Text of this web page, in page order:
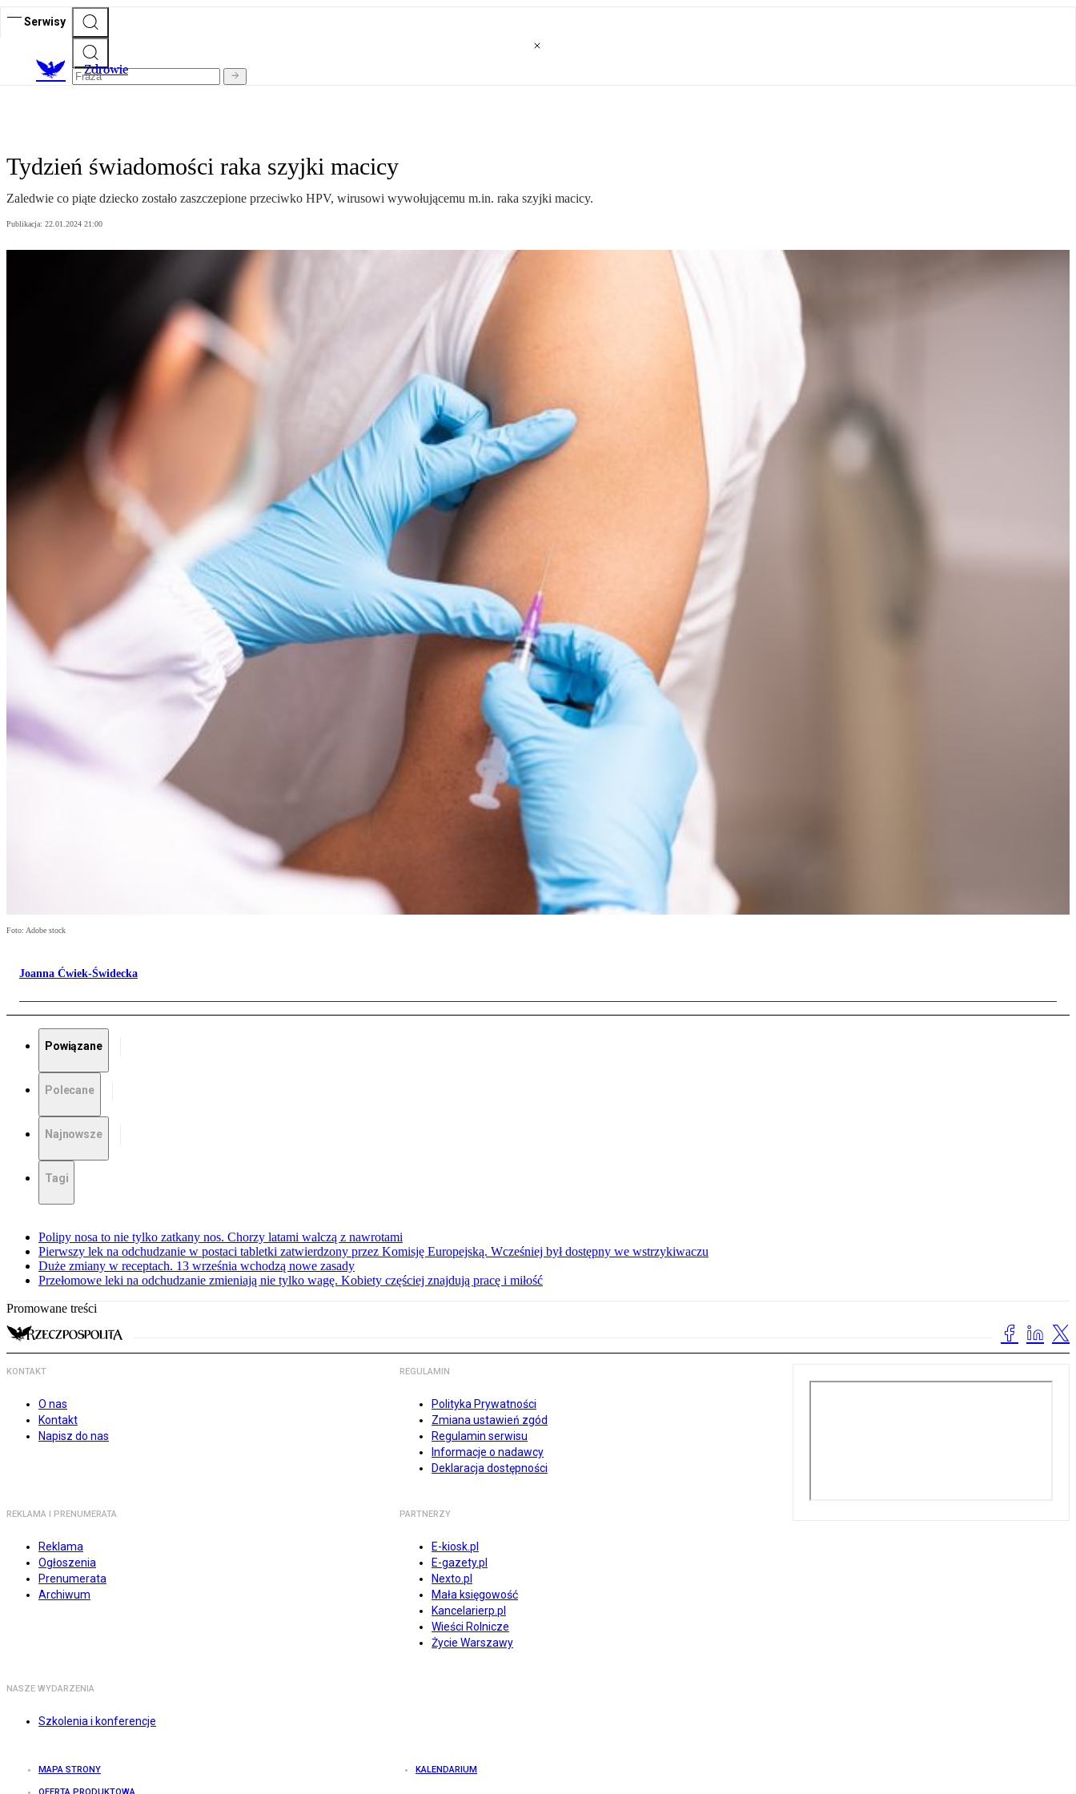
Serwisy
Zdrowie
Tydzień świadomości raka szyjki macicy
Zaledwie co piąte dziecko zostało zaszczepione przeciwko HPV, wirusowi wywołującemu m.in. raka szyjki macicy.
Publikacja: 22.01.2024 21:00
Foto: Adobe stock
Joanna Ćwiek-Świdecka
Powiązane
Polecane
Najnowsze
Tagi
Polipy nosa to nie tylko zatkany nos. Chorzy latami walczą z nawrotami
Pierwszy lek na odchudzanie w postaci tabletki zatwierdzony przez Komisję Europejską. Wcześniej był dostępny we wstrzykiwaczu
Duże zmiany w receptach. 13 września wchodzą nowe zasady
Przełomowe leki na odchudzanie zmieniają nie tylko wagę. Kobiety częściej znajdują pracę i miłość
Promowane treści
KONTAKT
O nas
Kontakt
Napisz do nas
REGULAMIN
Polityka Prywatności
Zmiana ustawień zgód
Regulamin serwisu
Informacje o nadawcy
Deklaracja dostępności
REKLAMA I PRENUMERATA
Reklama
Ogłoszenia
Prenumerata
Archiwum
PARTNERZY
E-kiosk.pl
E-gazety.pl
Nexto.pl
Mała księgowość
Kancelarierp.pl
Wieści Rolnicze
Życie Warszawy
NASZE WYDARZENIA
Szkolenia i konferencje
MAPA STRONY KALENDARIUM